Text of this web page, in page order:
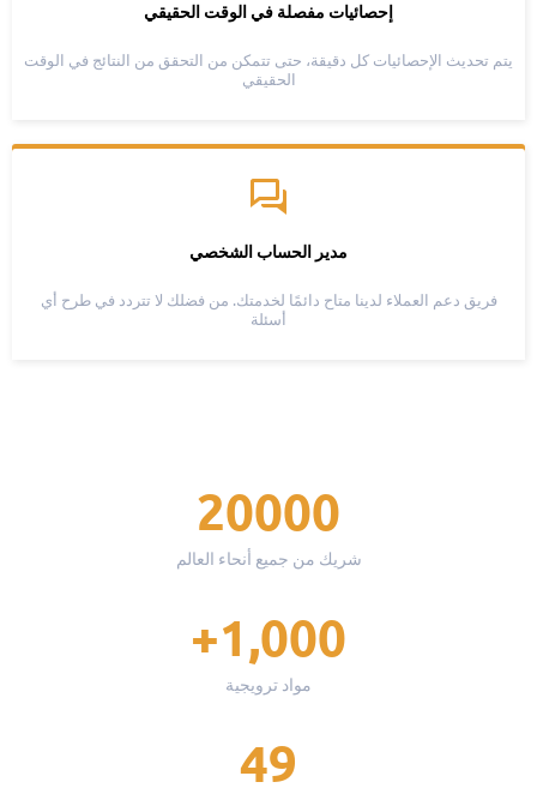
إحصائيات مفصلة في الوقت الحقيقي
يتم تحديث الإحصائيات كل دقيقة، حتى تتمكن من التحقق من النتائج في الوقت
الحقيقي
مدير الحساب الشخصي
فريق دعم العملاء لدينا متاح دائمًا لخدمتك. من فضلك لا تتردد في طرح أي
أسئلة
20000
شريك من جميع أنحاء العالم
1,000+
مواد ترويجية
49